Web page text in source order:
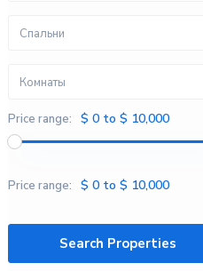
Спальни
Комнаты
Price range: $ 0 to $ 10,000
Price range: $ 0 to $ 10,000